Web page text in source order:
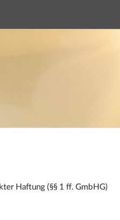
Haftung (§§ 1 ff. GmbHG)